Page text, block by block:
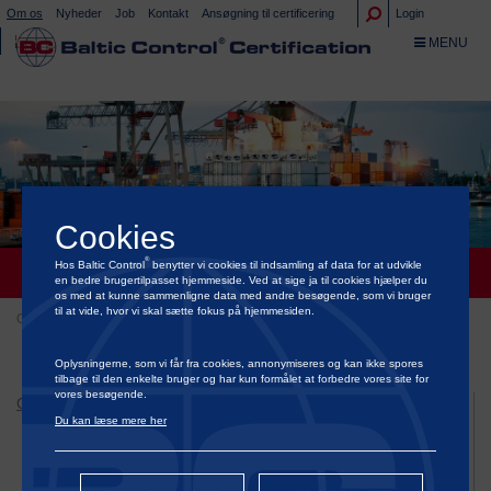
KLAGEVEJLEDNING
Om os Klagevejledning
Om os
Historie
Om os Nyheder Job Kontakt Ansøgning til certificering Login
TOGGLE
MENU
Cookies
Hos Baltic Control® benytter vi cookies til indsamling af data for at udvikle
en bedre brugertilpasset hjemmeside. Ved at sige ja til cookies hjælper du
os med at kunne sammenligne data med andre besøgende, som vi bruger
til at vide, hvor vi skal sætte fokus på hjemmesiden.
Oplysningerne, som vi får fra cookies, annonymiseres og kan ikke spores
tilbage til den enkelte bruger og har kun formålet at forbedre vores site for
vores besøgende.
Du kan læse mere her